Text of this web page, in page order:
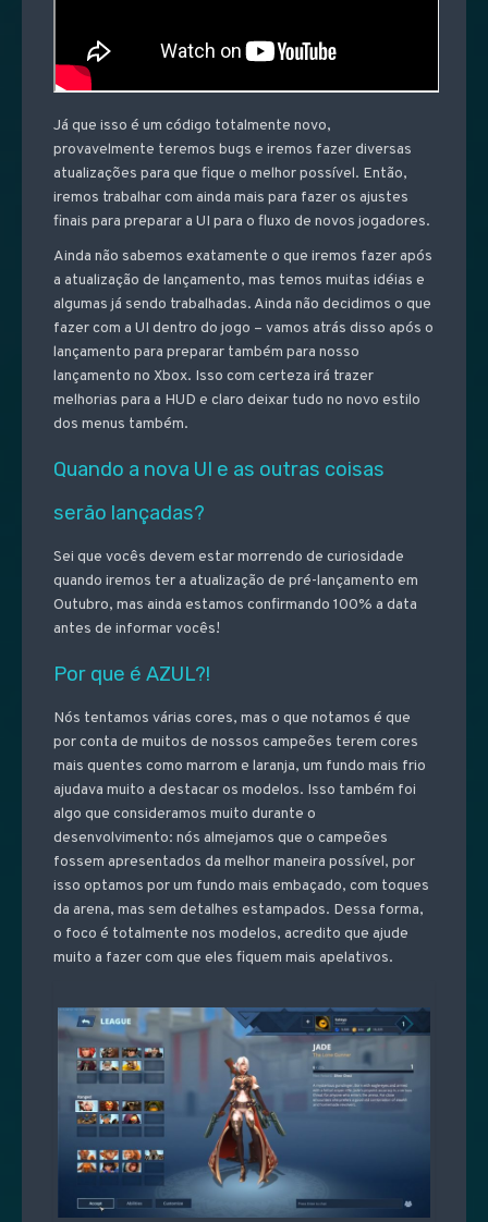
Já que isso é um código totalmente novo,
provavelmente teremos bugs e iremos fazer diversas
atualizações para que fique o melhor possível. Então,
iremos trabalhar com ainda mais para fazer os ajustes
finais para preparar a UI para o fluxo de novos jogadores.
Ainda não sabemos exatamente o que iremos fazer após
a atualização de lançamento, mas temos muitas idéias e
algumas já sendo trabalhadas. Ainda não decidimos o que
fazer com a UI dentro do jogo – vamos atrás disso após o
lançamento para preparar também para nosso
lançamento no Xbox. Isso com certeza irá trazer
melhorias para a HUD e claro deixar tudo no novo estilo
dos menus também.
Quando a nova UI e as outras coisas
serão lançadas?
Sei que vocês devem estar morrendo de curiosidade
quando iremos ter a atualização de pré-lançamento em
Outubro, mas ainda estamos confirmando 100% a data
antes de informar vocês!
Por que é AZUL?!
Nós tentamos várias cores, mas o que notamos é que
por conta de muitos de nossos campeões terem cores
mais quentes como marrom e laranja, um fundo mais frio
ajudava muito a destacar os modelos. Isso também foi
algo que consideramos muito durante o
desenvolvimento: nós almejamos que o campeões
fossem apresentados da melhor maneira possível, por
isso optamos por um fundo mais embaçado, com toques
da arena, mas sem detalhes estampados. Dessa forma,
o foco é totalmente nos modelos, acredito que ajude
muito a fazer com que eles fiquem mais apelativos.